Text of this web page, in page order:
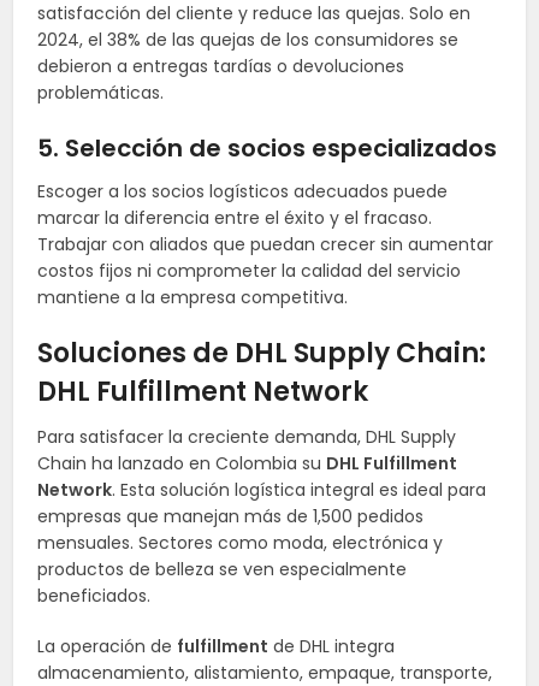
satisfacción del cliente y reduce las quejas. Solo en
2024, el 38% de las quejas de los consumidores se
debieron a entregas tardías o devoluciones
problemáticas.
5. Selección de socios especializados
Escoger a los socios logísticos adecuados puede
marcar la diferencia entre el éxito y el fracaso.
Trabajar con aliados que puedan crecer sin aumentar
costos fijos ni comprometer la calidad del servicio
mantiene a la empresa competitiva.
Soluciones de DHL Supply Chain:
DHL Fulfillment Network
Para satisfacer la creciente demanda, DHL Supply
Chain ha lanzado en Colombia su DHL Fulfillment
Network. Esta solución logística integral es ideal para
empresas que manejan más de 1,500 pedidos
mensuales. Sectores como moda, electrónica y
productos de belleza se ven especialmente
beneficiados.
La operación de fulfillment de DHL integra
almacenamiento, alistamiento, empaque, transporte,